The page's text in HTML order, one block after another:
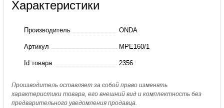
MPE160/1
кВт)
Характеристики
Производитель ONDA
Артикул MPE160/1
Id товара 2356
Производитель оставляет за собой право изменять
характеристики товара, его внешний вид и комплектность без
предварительного уведомления продавца.